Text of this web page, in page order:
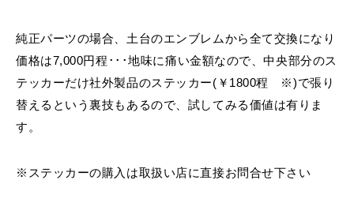
純正パーツの場合、土台のエンブレムから全て交換になり
価格は7,000円程･･･地味に痛い金額なので、中央部分のス
テッカーだけ社外製品のステッカー(￥1800程 ※)で張り
替えるという裏技もあるので、試してみる価値は有りま
す。
※ステッカーの購入は取扱い店に直接お問合せ下さい